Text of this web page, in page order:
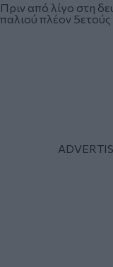
Πριν από λίγο στη
παλιού πλέον